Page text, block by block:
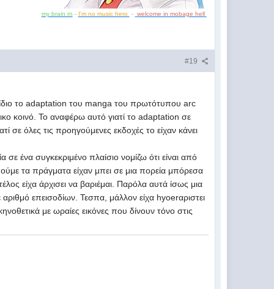
my brain rn - I'm no music hero - welcome in mobage hell
#19
το adaptation του manga του πρωτότυπου arc
κοινό. Το αναφέρω αυτό γιατί το adaptation σε
σε όλες τις προηγούμενες εκδοχές το είχαν κάνει
ένα συγκεκριμένο πλαίσιο νομίζω ότι είναι από
τα πράγματα είχαν μπει σε μια πορεία μπόρεσα
είχα άρχισει να βαριέμαι. Παρόλα αυτά ίσως μια
επεισοδίων. Τεσπα, μάλλον είχα hyoerαριστει
με ωραίες εικόνες που δίνουν τόνο στις